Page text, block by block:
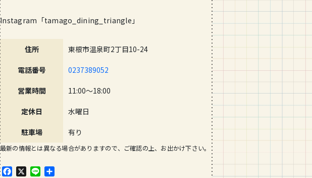
Instagram「tamago_dining_triangle」
住所 東根市温泉町2丁目10-24
電話番号 0237389052
営業時間 11:00～18:00
定休日 水曜日
駐車場 有り
最新の情報とは異なる場合がありますので、ご確認の上、お出かけ下さい。
F
X
L